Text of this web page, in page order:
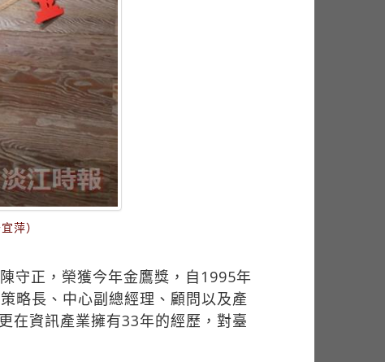
萍）
守正，榮獲今年金鷹獎，自1995年
略長、中心副總經理、顧問以及產
在資訊產業擁有33年的經歷，對臺